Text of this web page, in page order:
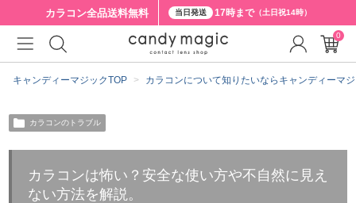
カラコン全品送料無料 当日発送 17時まで（土日祝14時）
キャンディーマジックTOP カラコンについて知りたいならキャンディーマ
カラコンのトラブル
カラコンは怖い？安全な使い方や不自然に見え
ない方法を解説。
0